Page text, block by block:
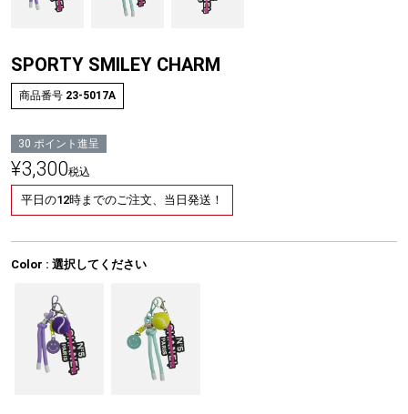
SPORTY SMILEY CHARM
商品番号 23-5017A
30 ポイント進呈
¥3,300税込
平日の12時までのご注文、当日発送！
Color 選択してください